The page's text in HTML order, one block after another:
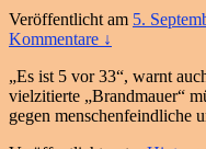
Veröffentlicht am 5.
Kommentare ↓
„Es ist 5 vor 33“, warnt
vielzitierte „Brandmauer“
gegen menschenfeindliche